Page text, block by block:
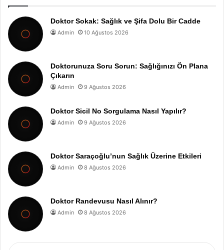
Doktor Sokak: Sağlık ve Şifa Dolu Bir Cadde
Admin 10 Ağustos 2026
Doktorunuza Soru Sorun: Sağlığınızı Ön Plana
Çıkarın
Admin 9 Ağustos 2026
Doktor Sicil No Sorgulama Nasıl Yapılır?
Admin 9 Ağustos 2026
Doktor Saraçoğlu’nun Sağlık Üzerine Etkileri
Admin 8 Ağustos 2026
Doktor Randevusu Nasıl Alınır?
Admin 8 Ağustos 2026